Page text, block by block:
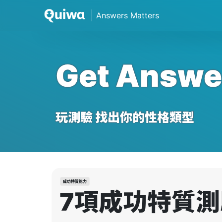
Get
玩測驗 找出你的性格類型
成功特質能力
7項成功特質